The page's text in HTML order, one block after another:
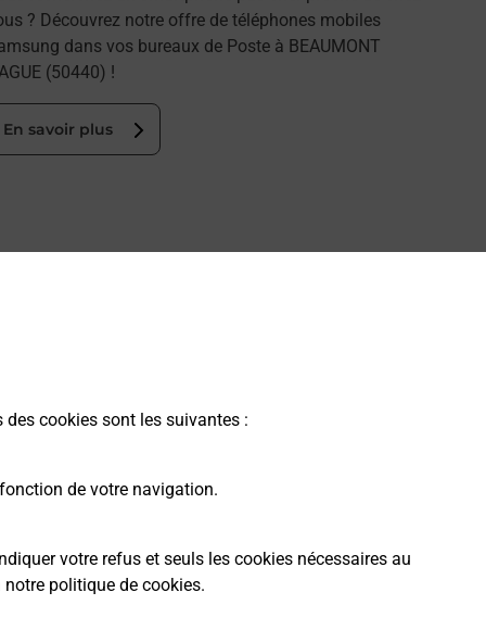
cookies sont les suivantes :
de votre navigation.
votre refus et seuls les cookies nécessaires au
notre politique de cookies.
? Découvrez notre offre de téléphones mobiles
dans vos bureaux de Poste à BEAUMONT
(50440) !
En savoir plus